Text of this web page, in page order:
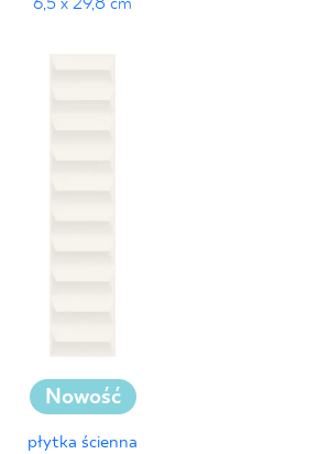
Nowość
płytka ścienna